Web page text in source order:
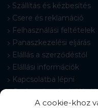
A cookie-khoz
Szállítás és kézbesítés
Csere és reklamáció
Felhasználási feltételek
Panaszkezelési eljárás
Elállás a szerződéstől
Elállási információk
Kapcsolatba lépni
Gyakran Ismételt
Cookie-beállítások